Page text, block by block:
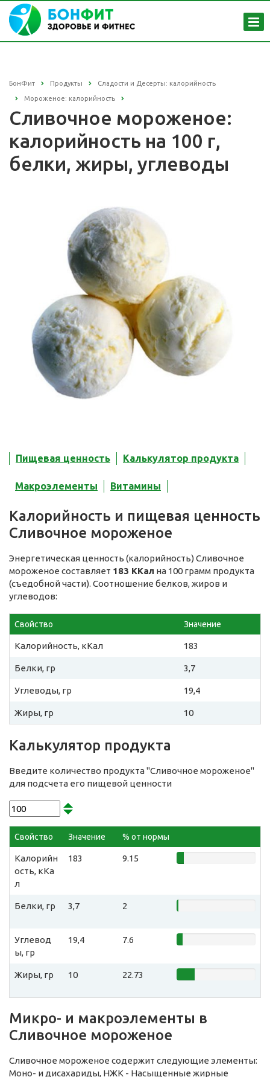
БонФит Продукты Сладости и Десерты: калорийность
Мороженое: калорийность
Сливочное мороженое:
калорийность на 100 г,
белки, жиры, углеводы
Пищевая ценность Калькулятор продукта
Макроэлементы Витамины
Калорийность и пищевая ценность
Сливочное мороженое
Энергетическая ценность (калорийность) Сливочное
мороженое составляет 183 ККал на 100 грамм продукта
(съедобной части). Соотношение белков, жиров и
углеводов:
Свойство Значение
Калорийность, кКал 183
Белки, гр 3,7
Углеводы, гр 19,4
Жиры, гр 10
Калькулятор продукта
Введите количество продукта "Сливочное мороженое"
для подсчета его пищевой ценности
Свойство Значение % от нормы
Калорийн
ость, кКа
л
183 9.15
Белки, гр 3,7 2
Углевод
ы, гр
19,4 7.6
Жиры, гр 10 22.73
Микро- и макроэлементы в
Сливочное мороженое
Сливочное мороженое содержит следующие элементы:
Моно- и дисахариды, НЖК - Насыщенные жирные